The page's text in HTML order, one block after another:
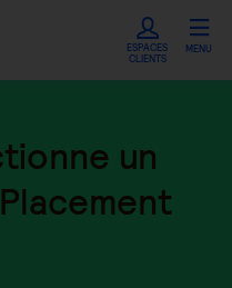
ESPACES
CLIENTS
MENU
un